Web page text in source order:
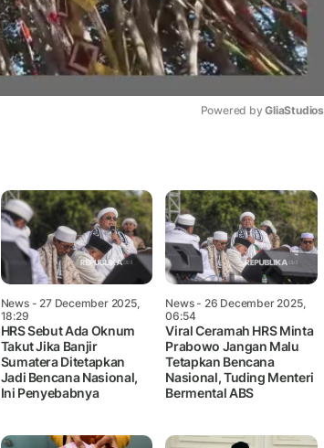
Powered by GliaStudios
News- 27 December 2025,
18:29
HRS Sebut Ada Oknum
Takut Jika Banjir
Sumatera Ditetapkan
Jadi Bencana Nasional,
Ini Penyebabnya
News- 26 December 2025,
06:54
Viral Ceramah HRS Minta
Prabowo Jangan Malu
Tetapkan Bencana
Nasional, Tuding Menteri
Bermental ABS